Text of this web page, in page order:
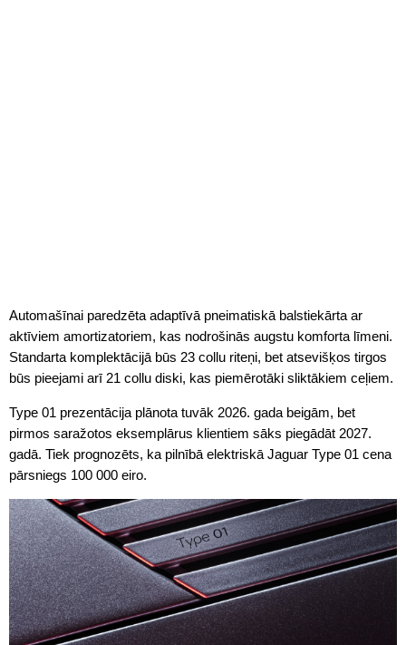
Automašīnai paredzēta adaptīvā pneimatiskā balstiekārta ar
aktīviem amortizatoriem, kas nodrošinās augstu komforta līmeni.
Standarta komplektācijā būs 23 collu riteņi, bet atsevišķos tirgos
būs pieejami arī 21 collu diski, kas piemērotāki sliktākiem ceļiem.
Type 01 prezentācija plānota tuvāk 2026. gada beigām, bet
pirmos saražotos eksemplārus klientiem sāks piegādāt 2027.
gadā. Tiek prognozēts, ka pilnībā elektriskā Jaguar Type 01 cena
pārsniegs 100 000 eiro.